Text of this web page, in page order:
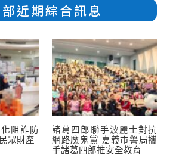
近期綜合訊息
阻詐防
眾財產
諸葛四郎聯手波麗士對抗
網路魔鬼黨 嘉義市警局攜
手諸葛四郎推安全教育